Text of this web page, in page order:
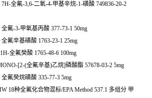
7H-全氟-3,6-二氧-4-甲基辛烷-1-磺酸 749836-20-2
全氟-3-甲氧基丙酸 377-73-1 50mg
氟辛基磺酸 1763-23-1 25mg
全氟癸酸 1765-48-6 100mg
[2-(全氟辛基)乙烷]磷酸酯 57678-03-2 5mg
氟癸烷磺酸 335-77-3 5mg
18种全氟化合物混标/EPA Method 537.1 多组分 甲